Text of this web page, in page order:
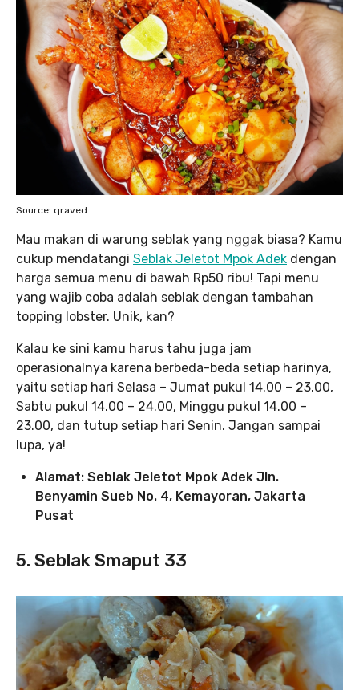
Source: qraved
Mau makan di warung seblak yang nggak biasa? Kamu
cukup mendatangi Seblak Jeletot Mpok Adek dengan
harga semua menu di bawah Rp50 ribu! Tapi menu
yang wajib coba adalah seblak dengan tambahan
topping lobster. Unik, kan?
Kalau ke sini kamu harus tahu juga jam
operasionalnya karena berbeda-beda setiap harinya,
yaitu setiap hari Selasa – Jumat pukul 14.00 – 23.00,
Sabtu pukul 14.00 – 24.00, Minggu pukul 14.00 –
23.00, dan tutup setiap hari Senin. Jangan sampai
lupa, ya!
Alamat: Seblak Jeletot Mpok Adek Jln.
Benyamin Sueb No. 4, Kemayoran, Jakarta
Pusat
5. Seblak Smaput 33